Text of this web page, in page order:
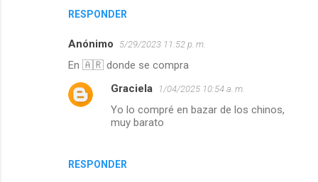
RESPONDER
Anónimo 5/29/2023 11:52 p. m.
En 🇦🇷 donde se compra
RESPONDER
Graciela 1/04/2025 10:54 a. m.
Yo lo compré en bazar de los chinos,
muy barato